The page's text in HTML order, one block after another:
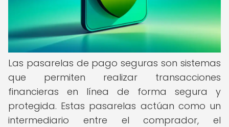
Las pasarelas de pago seguras son sistemas
que permiten realizar transacciones
financieras en línea de forma segura y
protegida. Estas pasarelas actúan como un
intermediario entre el comprador, el